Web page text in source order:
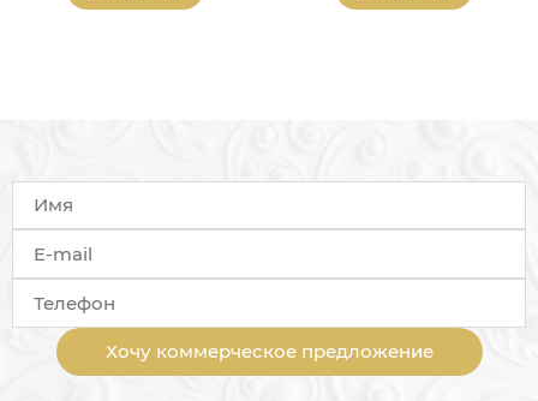
Хочу коммерческое предложение